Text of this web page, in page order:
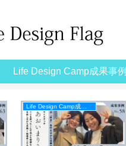
Life Design Camp成果事例
Life Design Camp成果事例